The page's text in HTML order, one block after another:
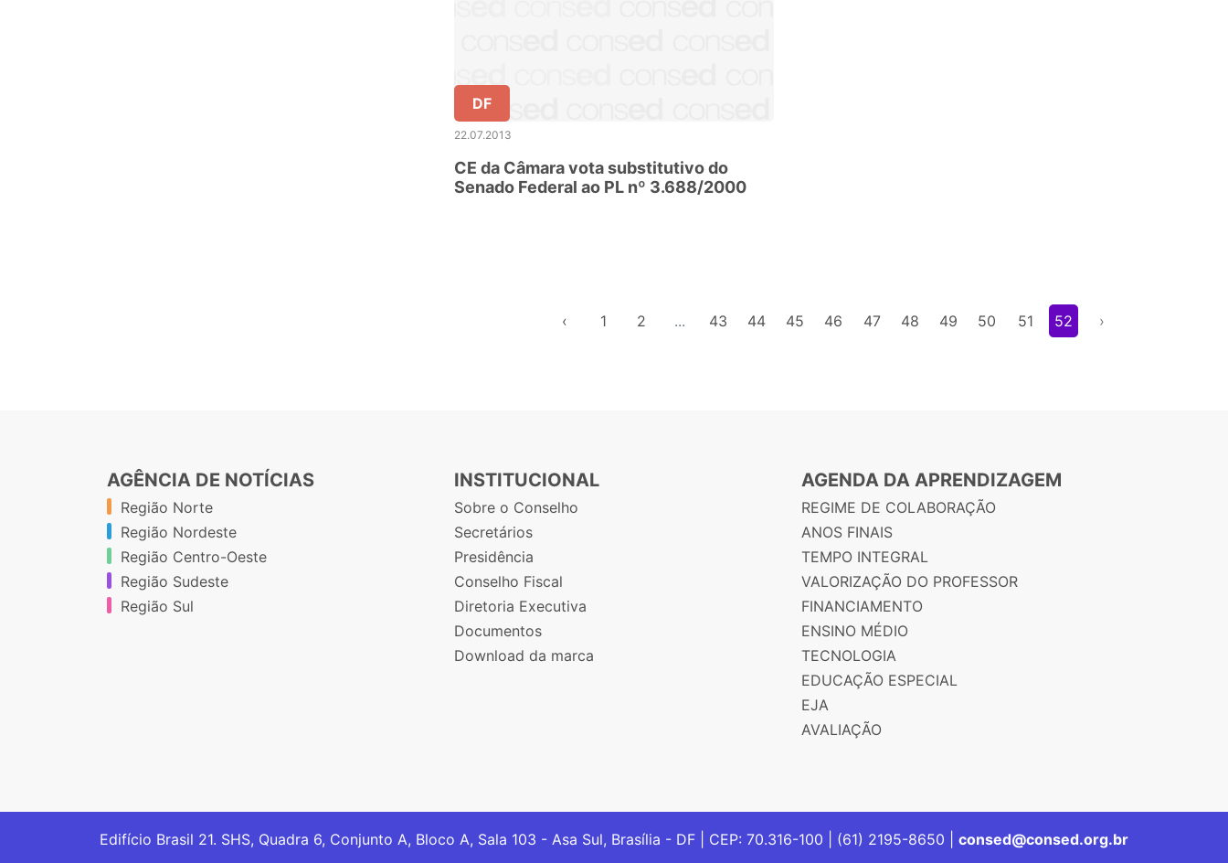
DF
22.07.2013
CE da Câmara vota substitutivo do
Senado Federal ao PL nº 3.688/2000
‹ 1 2 ... 43 44 45 46 47 48 49 50 51 52 ›
AGÊNCIA DE NOTÍCIAS
Região Norte
Região Nordeste
Região Centro-Oeste
Região Sudeste
Região Sul
INSTITUCIONAL
Sobre o Conselho
Secretários
Presidência
Conselho Fiscal
Diretoria Executiva
Documentos
Download da marca
AGENDA DA APRENDIZAGEM
REGIME DE COLABORAÇÃO
ANOS FINAIS
TEMPO INTEGRAL
VALORIZAÇÃO DO PROFESSOR
FINANCIAMENTO
ENSINO MÉDIO
TECNOLOGIA
EDUCAÇÃO ESPECIAL
EJA
AVALIAÇÃO
Edifício Brasil 21. SHS, Quadra 6, Conjunto A, Bloco A, Sala 103 - Asa Sul, Brasília - DF | CEP: 70.316-100 | (61) 2195-8650 | consed@consed.org.br